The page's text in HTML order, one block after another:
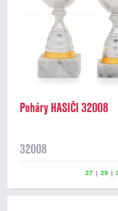
Poháry HASIČI 32008
32008
27 | 29 |